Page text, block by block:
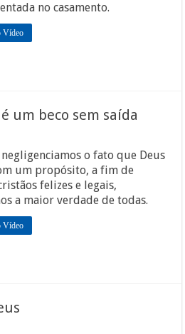
no casamento.
Vídeo
um beco sem saída
o fato que Deus
um propósito, a fim de
felizes e legais,
a maior verdade de todas.
Vídeo